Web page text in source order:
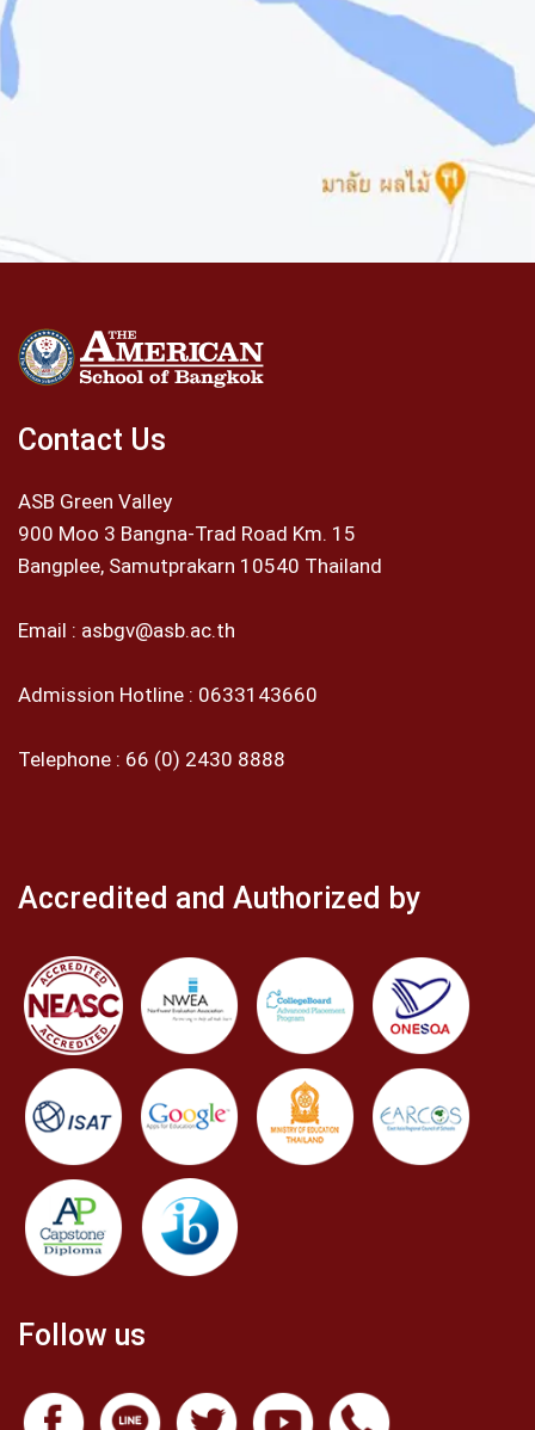
Contact Us
ASB Green Valley
900 Moo 3 Bangna-Trad Road Km. 15
Bangplee, Samutprakarn 10540 Thailand
Email : asbgv@asb.ac.th
Admission Hotline : 0633143660
Telephone : 66 (0) 2430 8888
Accredited and Authorized by
Follow us